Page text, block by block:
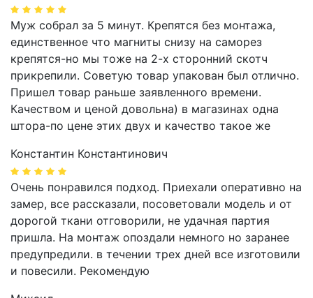
Муж собрал за 5 минут. Крепятся без монтажа,
единственное что магниты снизу на саморез
крепятся-но мы тоже на 2-х сторонний скотч
прикрепили. Советую товар упакован был отлично.
Пришел товар раньше заявленного времени.
Качеством и ценой довольна) в магазинах одна
штора-по цене этих двух и качество такое же
Константин Константинович
Очень понравился подход. Приехали оперативно на
замер, все рассказали, посоветовали модель и от
дорогой ткани отговорили, не удачная партия
пришла. На монтаж опоздали немного но заранее
предупредили. в течении трех дней все изготовили
и повесили. Рекомендую